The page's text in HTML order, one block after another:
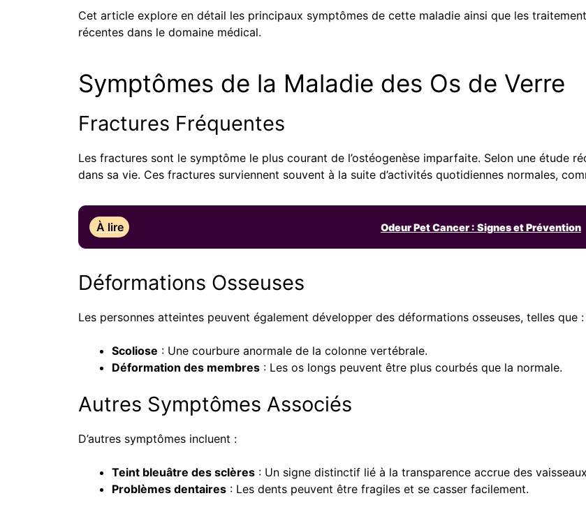
Cet article explore en détail les principaux symptômes de cette maladie ainsi que les
récentes dans le domaine médical.
Symptômes de la Maladie des Os de Verre
Fractures Fréquentes
Les fractures sont le symptôme le plus courant de l’ostéogenèse imparfaite. Selon une étude
dans sa vie. Ces fractures surviennent souvent à la suite d’activités quotidiennes normales,
À lire Odeur Pet Cancer : Signes et Prévention
Déformations Osseuses
Les personnes atteintes peuvent également développer des déformations osseuses, telles que :
Scoliose : Une courbure anormale de la colonne vertébrale.
Déformation des membres : Les os longs peuvent être plus courbés que la normale.
Autres Symptômes Associés
D’autres symptômes incluent :
Teint bleuâtre des sclères : Un signe distinctif lié à la transparence accrue des
Problèmes dentaires : Les dents peuvent être fragiles et se casser facilement.